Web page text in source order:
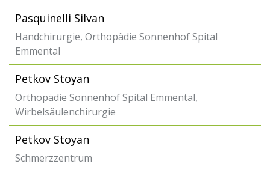
Pasquinelli Silvan
Handchirurgie, Orthopädie Sonnenhof Spital
Emmental
Petkov Stoyan
Orthopädie Sonnenhof Spital Emmental,
Wirbelsäulenchirurgie
Petkov Stoyan
Schmerzzentrum